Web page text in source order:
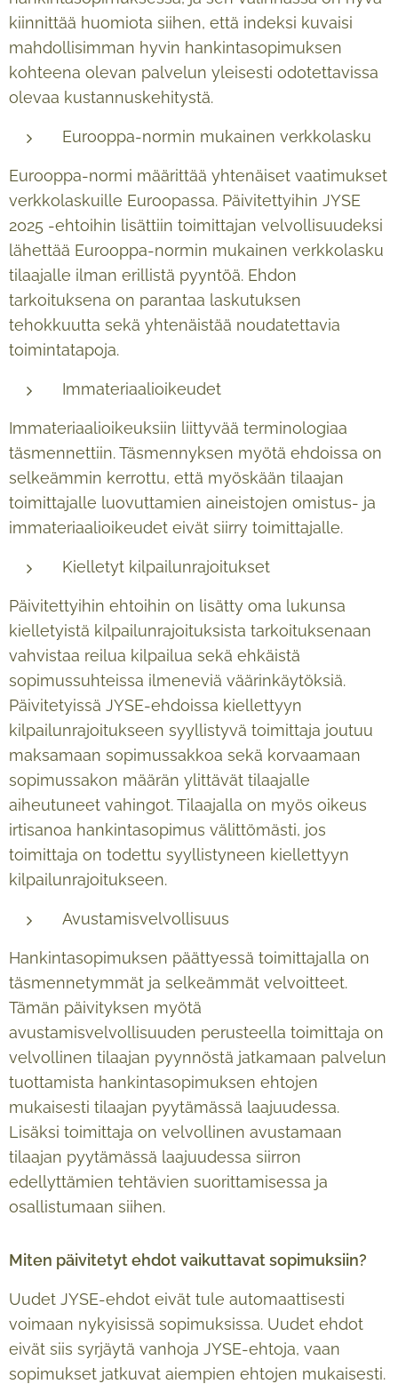
kiinnittää huomiota siihen, että indeksi kuvaisi
mahdollisimman hyvin hankintasopimuksen
kohteena olevan palvelun yleisesti odotettavissa
olevaa kustannuskehitystä.
Eurooppa-normin mukainen verkkolasku
Eurooppa-normi määrittää yhtenäiset vaatimukset
verkkolaskuille Euroopassa. Päivitettyihin JYSE
2025 -ehtoihin lisättiin toimittajan velvollisuudeksi
lähettää Eurooppa-normin mukainen verkkolasku
tilaajalle ilman erillistä pyyntöä. Ehdon
tarkoituksena on parantaa laskutuksen
tehokkuutta sekä yhtenäistää noudatettavia
toimintatapoja.
Immateriaalioikeudet
Immateriaalioikeuksiin liittyvää terminologiaa
täsmennettiin. Täsmennyksen myötä ehdoissa on
selkeämmin kerrottu, että myöskään tilaajan
toimittajalle luovuttamien aineistojen omistus- ja
immateriaalioikeudet eivät siirry toimittajalle.
Kielletyt kilpailunrajoitukset
Päivitettyihin ehtoihin on lisätty oma lukunsa
kielletyistä kilpailunrajoituksista tarkoituksenaan
vahvistaa reilua kilpailua sekä ehkäistä
sopimussuhteissa ilmeneviä väärinkäytöksiä.
Päivitetyissä JYSE-ehdoissa kiellettyyn
kilpailunrajoitukseen syyllistyvä toimittaja joutuu
maksamaan sopimussakkoa sekä korvaamaan
sopimussakon määrän ylittävät tilaajalle
aiheutuneet vahingot. Tilaajalla on myös oikeus
irtisanoa hankintasopimus välittömästi, jos
toimittaja on todettu syyllistyneen kiellettyyn
kilpailunrajoitukseen.
Avustamisvelvollisuus
Hankintasopimuksen päättyessä toimittajalla on
täsmennetymmät ja selkeämmät velvoitteet.
Tämän päivityksen myötä
avustamisvelvollisuuden perusteella toimittaja on
velvollinen tilaajan pyynnöstä jatkamaan palvelun
tuottamista hankintasopimuksen ehtojen
mukaisesti tilaajan pyytämässä laajuudessa.
Lisäksi toimittaja on velvollinen avustamaan
tilaajan pyytämässä laajuudessa siirron
edellyttämien tehtävien suorittamisessa ja
osallistumaan siihen.
Miten päivitetyt ehdot vaikuttavat sopimuksiin?
Uudet JYSE-ehdot eivät tule automaattisesti
voimaan nykyisissä sopimuksissa. Uudet ehdot
eivät siis syrjäytä vanhoja JYSE-ehtoja, vaan
sopimukset jatkuvat aiempien ehtojen mukaisesti.